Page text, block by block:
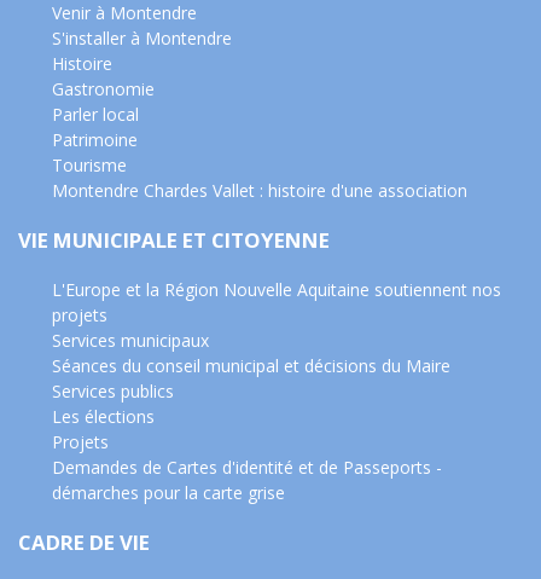
Venir à Montendre
S'installer à Montendre
Histoire
Gastronomie
Parler local
Patrimoine
Tourisme
Montendre Chardes Vallet : histoire d'une association
VIE MUNICIPALE ET CITOYENNE
L'Europe et la Région Nouvelle Aquitaine soutiennent nos
projets
Services municipaux
Séances du conseil municipal et décisions du Maire
Services publics
Les élections
Projets
Demandes de Cartes d'identité et de Passeports -
démarches pour la carte grise
CADRE DE VIE